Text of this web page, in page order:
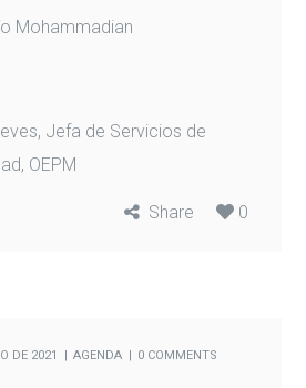
Mohammadian
Jefa de Servicios de
OEPM
Share 0
DE 2021 AGENDA 0 COMMENTS